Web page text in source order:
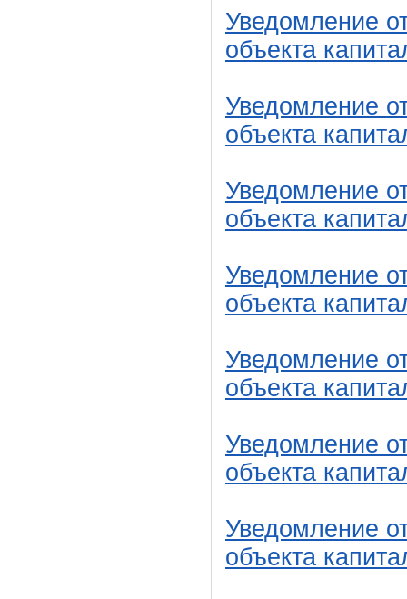
Уведомление
объекта
Уведомление
объекта
Уведомление
объекта
Уведомление
объекта
Уведомление
объекта
Уведомление
объекта
Уведомление
объекта